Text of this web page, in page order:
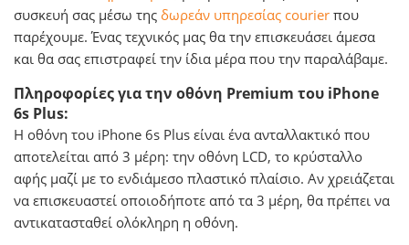
συσκευή σας μέσω της δωρεάν υπηρεσίας courier που
παρέχουμε. Ένας τεχνικός μας θα την επισκευάσει άμεσα
και θα σας επιστραφεί την ίδια μέρα που την παραλάβαμε.
Πληροφορίες για την οθόνη Premium του iPhone
6s Plus:
Η οθόνη του iPhone 6s Plus είναι ένα ανταλλακτικό που
αποτελείται από 3 μέρη: την οθόνη LCD, το κρύσταλλο
αφής μαζί με το ενδιάμεσο πλαστικό πλαίσιο. Αν χρειάζεται
να επισκευαστεί οποιοδήποτε από τα 3 μέρη, θα πρέπει να
αντικατασταθεί ολόκληρη η οθόνη.